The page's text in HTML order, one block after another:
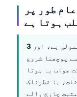
طور پر
ہوتا ہے
ہے، اور 3 mEq/L یا اس
پوچھنا شروع
جواب یہ ہوتا
یا خطرناک
چارج والے